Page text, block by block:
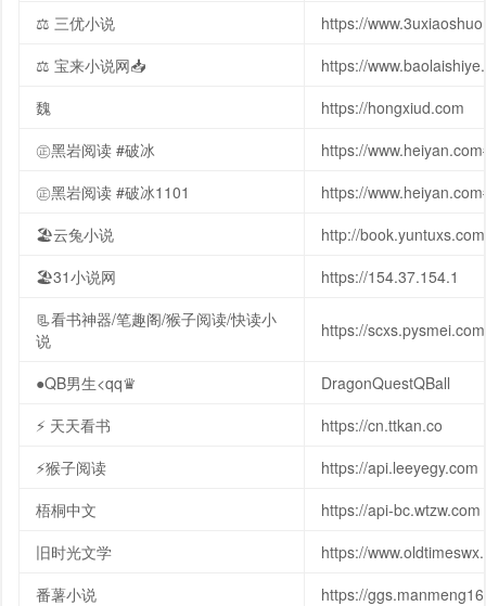
⚖️ 三优小说
https://
⚖️ 宝来小说网📥
https://
魏
https://hongxiud.com
㊣黑岩阅读 #破冰
https://
㊣黑岩阅读 #破冰1101
https://
🏖️云兔小说
http://
🏖️31小说网
https://154.37.154.1
📃看书神器/笔趣阁/猴子阅读/快读小
说
https://scxs.pysmei.com
●QB男生<qq♛
DragonQuestQBall
⚡ 天天看书
https://cn.ttkan.co
⚡️猴子阅读
https://api.leeyegy.com
梧桐中文
https://api-bc.wtzw.com
旧时光文学
https://
番薯小说
https://